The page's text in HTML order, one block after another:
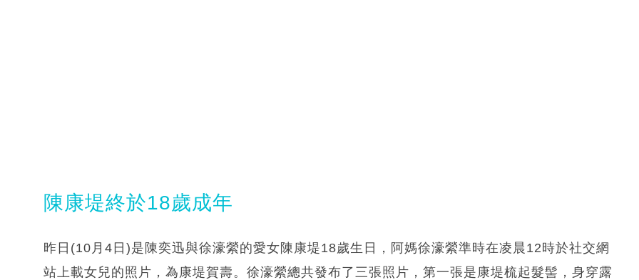
陳康堤終於18歲成年
昨日(10月4日)是陳奕迅與徐濠縈的愛女陳康堤18歲生日，阿媽徐濠縈準時在凌晨12時於社交網
站上載女兒的照片，為康堤賀壽。徐濠縈總共發布了三張照片，第一張是康堤梳起髮髻，身穿露